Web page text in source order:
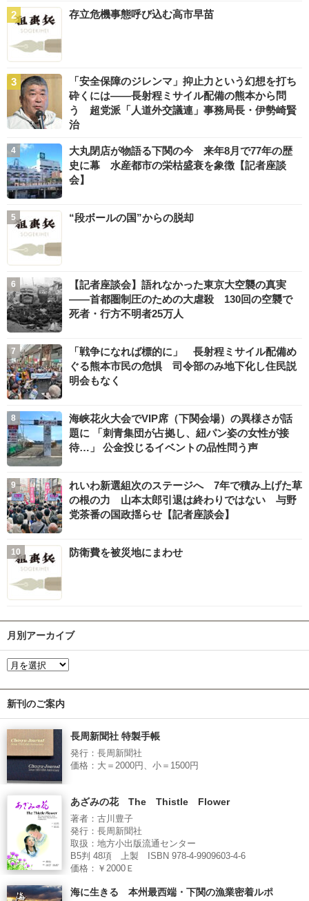
存立危機事態呼び込む高市早苗
「安全保障のジレンマ」抑止力という幻想を打ち
砕くには――長射程ミサイル配備の熊本から問
う 超党派「人道外交議連」事務局長・伊勢崎賢
治
大丸閉店が物語る下関の今 来年8月で77年の歴
史に幕 水産都市の栄枯盛衰を象徴【記者座談
会】
“段ボールの国”からの脱却
【記者座談会】語れなかった東京大空襲の真実
――首都圏制圧のための大虐殺 130回の空襲で
死者・行方不明者25万人
「戦争になれば標的に」 長射程ミサイル配備め
ぐる熊本市民の危惧 司令部のみ地下化し住民説
明会もなく
海峡花火大会でVIP席（下関会場）の異様さが話
題に 「刺青集団が占拠し、紐パン姿の女性が接
待…」 公金投じるイベントの品性問う声
れいわ新選組次のステージへ 7年で積み上げた草
の根の力 山本太郎引退は終わりではない 与野
党茶番の国政揺らせ【記者座談会】
防衛費を被災地にまわせ
月別アーカイブ
新刊のご案内
長周新聞社 特製手帳
発行：長周新聞社
価格：大＝2000円、小＝1500円
あざみの花 The Thistle Flower
著者：古川豊子
発行：長周新聞社
取扱：地方小出版流通センター
B5判 48項 上製 ISBN 978-4-9909603-4-6
価格：￥2000Ｅ
海に生きる 本州最西端・下関の漁業密着ルポ